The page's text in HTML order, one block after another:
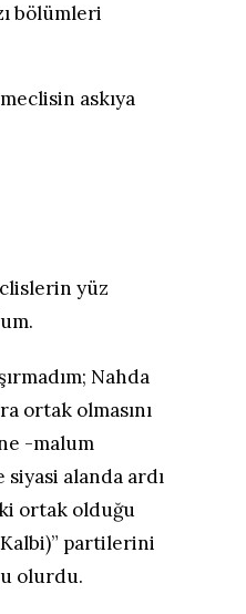
bölümleri
askıya
yüz
Nahda
ortak olmasını
-malum
alanda ardı
ortak olduğu
partilerini
olurdu.